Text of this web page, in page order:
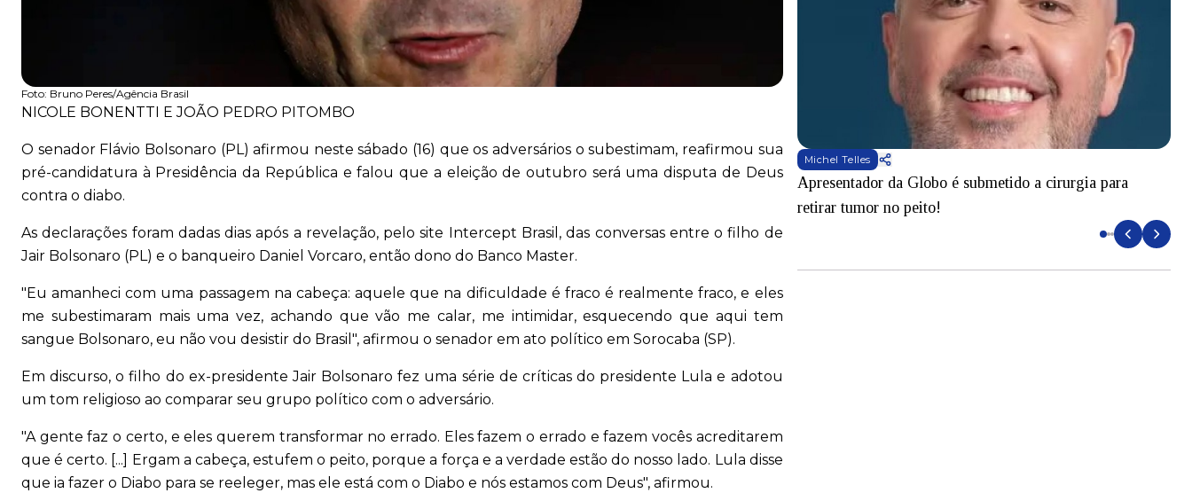
Foto: Bruno Peres/Agência Brasil
NICOLE BONENTTI E JOÃO PEDRO PITOMBO
O senador Flávio Bolsonaro (PL) afirmou neste sábado (16) que os adversários o subestimam, reafirmou sua
pré-candidatura à Presidência da República e falou que a eleição de outubro será uma disputa de Deus
contra o diabo.
As declarações foram dadas dias após a revelação, pelo site Intercept Brasil, das conversas entre o filho de
Jair Bolsonaro (PL) e o banqueiro Daniel Vorcaro, então dono do Banco Master.
"Eu amanheci com uma passagem na cabeça: aquele que na dificuldade é fraco é realmente fraco, e eles
me subestimaram mais uma vez, achando que vão me calar, me intimidar, esquecendo que aqui tem
sangue Bolsonaro, eu não vou desistir do Brasil", afirmou o senador em ato político em Sorocaba (SP).
Em discurso, o filho do ex-presidente Jair Bolsonaro fez uma série de críticas do presidente Lula e adotou
um tom religioso ao comparar seu grupo político com o adversário.
"A gente faz o certo, e eles querem transformar no errado. Eles fazem o errado e fazem vocês acreditarem
que é certo. [...] Ergam a cabeça, estufem o peito, porque a força e a verdade estão do nosso lado. Lula disse
que ia fazer o Diabo para se reeleger, mas ele está com o Diabo e nós estamos com Deus", afirmou.
Michel Telles
Apresentador da Globo é submetido a cirurgia para
retirar tumor no peito!